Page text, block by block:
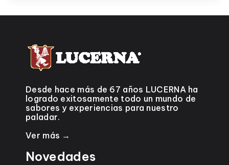
Desde hace más de 67 años LUCERNA ha
logrado exitosamente todo un mundo de
sabores y experiencias para nuestro
paladar.
Ver más →
Novedades